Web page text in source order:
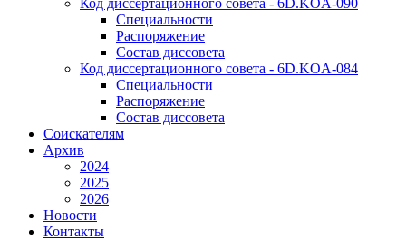
Код диссертационного совета - 6D.KOA-090
Специальности
Распоряжение
Состав диссовета
Код диссертационного совета - 6D.KOA-084
Специальности
Распоряжение
Состав диссовета
Соискателям
Архив
2024
2025
2026
Новости
Контакты